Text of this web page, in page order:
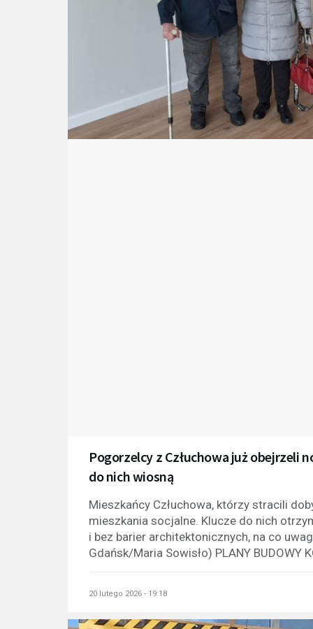
Pogorzelcy z Człuchowa już obejrzeli
do nich wiosną
Mieszkańcy Człuchowa, którzy stracili
mieszkania socjalne. Klucze do nich
i bez barier architektonicznych, na co
Gdańsk/Maria Sowisło) PLANY BUDOWY
20 lutego 2026 - 19:18